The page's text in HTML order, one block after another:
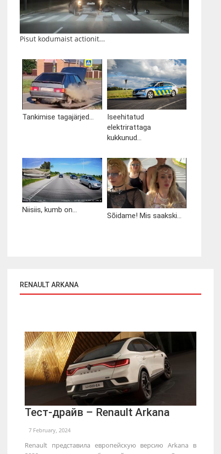
Pisut kodumaist actionit...
Tankimise tagajärjed...
Iseehitatud
elektrirattaga
kukkunud...
Niisiis, kumb on...
Sõidame! Mis saakski...
RENAULT ARKANA
Тест-драйв – Renault Arkana
7 February, 2024
Renault представила европейскую версию Arkana в